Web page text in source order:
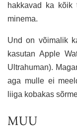
hakkavad ka kõik
minema.
Und on võimalik
kasutan Apple
Ultrahuman).
aga mulle ei
liiga kobakas
MUU